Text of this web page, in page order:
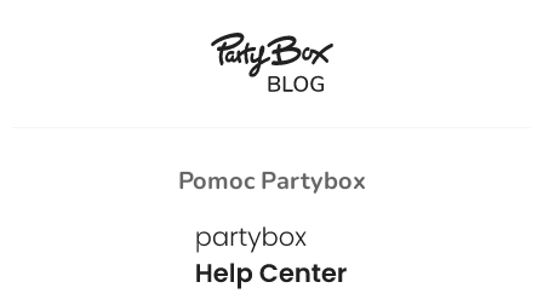
Pomoc Partybox